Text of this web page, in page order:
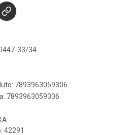
33/34
7893963059306
7893963059306
42291